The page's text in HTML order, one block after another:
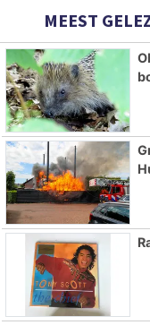
MEEST